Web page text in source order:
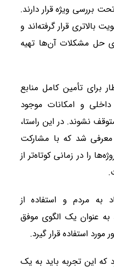
کشور تحت بررسی ویژه قرار دارند.
در اولویت بالاتری قرار گرفته‌اند و
حل مشکلات آن‌ها تهیه
برای تأمین کامل منابع
و امکانات موجود
نشوند. در این راستا،
معرفی شد که با مشارکت
را در زمانی کوتاه‌تر از
به مردم و استفاده از
عنوان یک الگوی موفق
استفاده قرار گیرد.
که این تجربه باید به یک